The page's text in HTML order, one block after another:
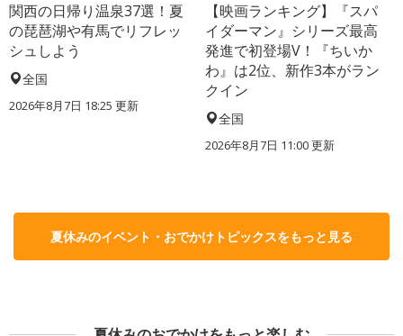
関西の日帰り温泉37選！夏
の琵琶湖や有馬でリフレッ
シュしよう
全国
2026年8月7日 18:25 更新
【映画ランキング】『スパ
イダーマン』シリーズ最高
発進で初登場V！『ちいか
わ』は2位、新作3本がラン
クイン
全国
2026年8月7日 11:00更新
夏休みのイベント・おでかけトピックスをもっと見る